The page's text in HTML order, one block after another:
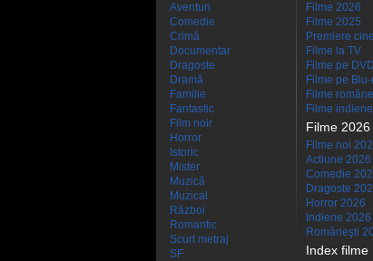
Aventuri
Comedie
Crimă
Documentar
Dragoste
Dramă
Familie
Fantastic
Film noir
Horror
Istoric
Mister
Muzică
Muzical
Război
Romantic
Scurt metraj
SF
Filme 2026
Filme 2025
Premiere
Filme la TV
Filme pe DVD
Filme pe
Filme
Filme indiene
Filme 2026
Filme noi
Actiune 2026
Comedie
Dragoste
Horror 2026
Indiene 2026
Româneşti
Index filme